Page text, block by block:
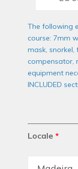
The following
course: 7mm
mask, snorkel,
compensator,
equipment
INCLUDED
Locale *